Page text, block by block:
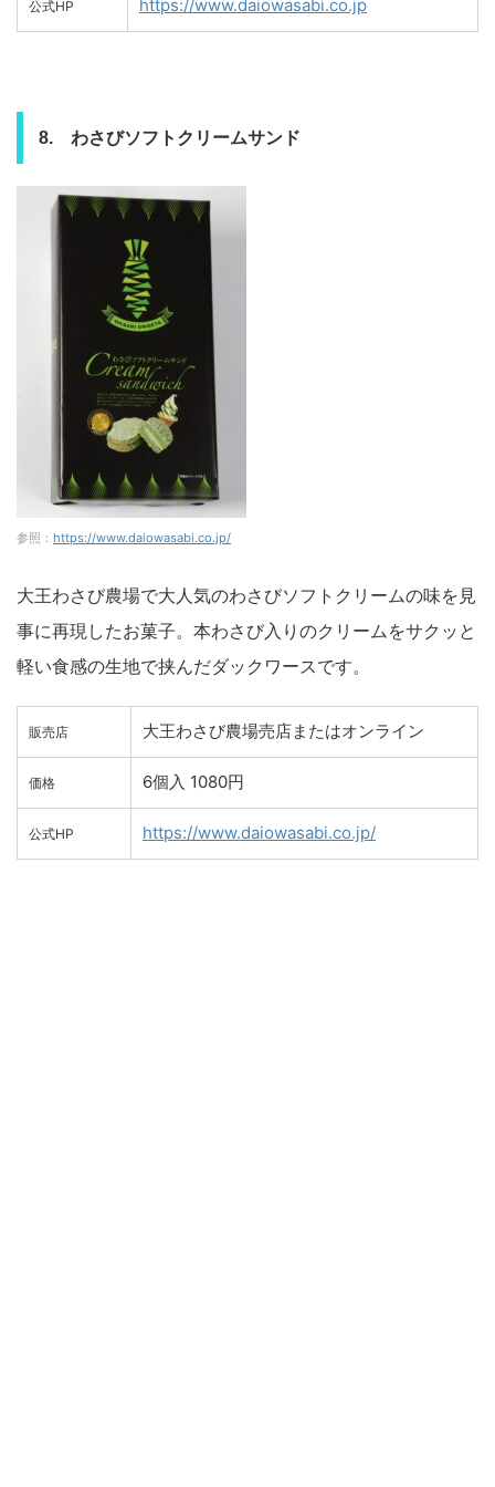
公式HP https://www.daiowasabi.co.jp
8. わさびソフトクリームサンド
参照： https://www.daiowasabi.co.jp/
大王わさび農場で大人気のわさびソフトクリームの味を見
事に再現したお菓子。本わさび入りのクリームをサクッと
軽い食感の生地で挟んだダックワースです。
販売店 大王わさび農場売店またはオンライン
価格 6個入 1080円
公式HP https://www.daiowasabi.co.jp/